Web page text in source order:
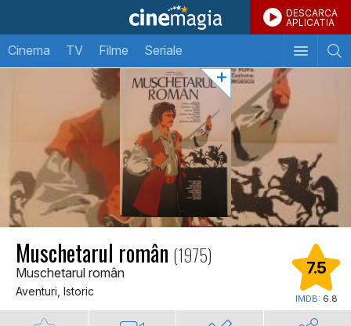
DESCARCA
APLICATIA
Cinema TV Filme Seriale
Muschetarul român (1975)
Muschetarul român
Aventuri, Istoric
7.5
IMDB: 6.8